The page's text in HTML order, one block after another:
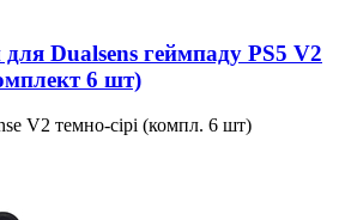
Dualsens геймпаду PS5 V2
6 шт)
V2 темно-сірі (компл. 6 шт)